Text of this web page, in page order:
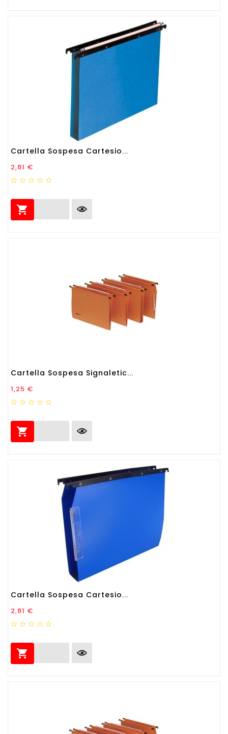
Cartella Sospesa Cartesio...
Prezzo
2,81 €

Cartella Sospesa Signaletic...
Prezzo
1,25 €

Cartella Sospesa Cartesio...
Prezzo
2,81 €
